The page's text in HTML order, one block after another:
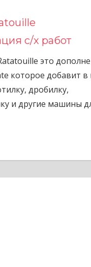
с/х работ
это
которое добавит в
дробилку,
и другие машины